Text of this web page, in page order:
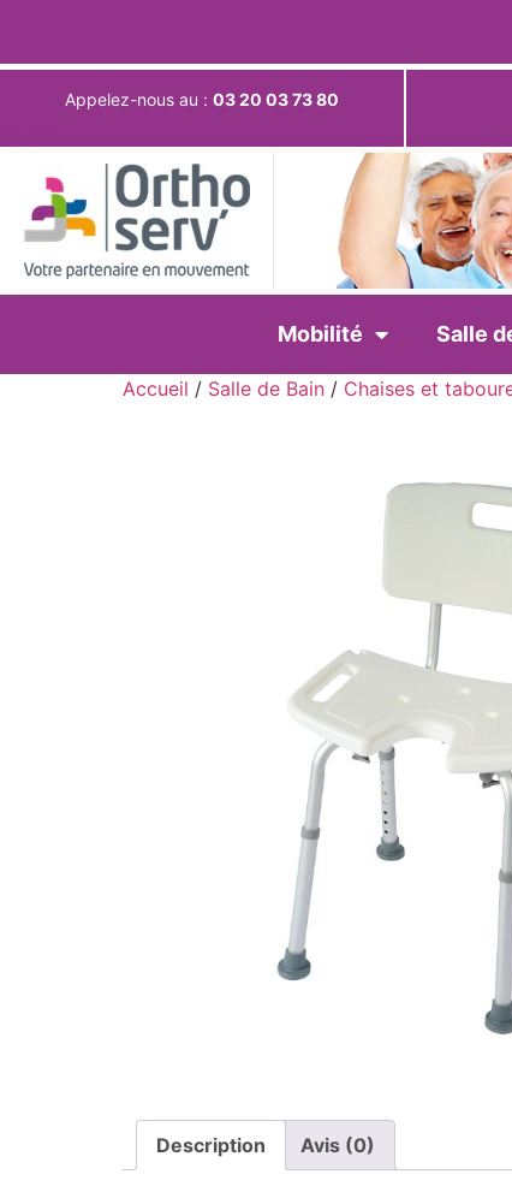
Appelez-nous au : 03 20 03 73 80
Mobilité Salle
Accueil / Salle de Bain / Chaises et
Description Avis (0)